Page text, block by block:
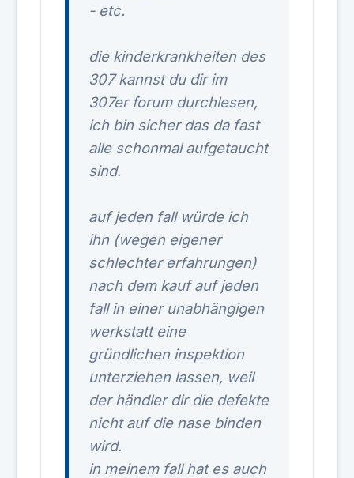
- etc.
die kinderkrankheiten des
307 kannst du dir im
307er forum durchlesen,
ich bin sicher das da fast
alle schonmal aufgetaucht
sind.
auf jeden fall würde ich
ihn (wegen eigener
schlechter erfahrungen)
nach dem kauf auf jeden
fall in einer unabhängigen
werkstatt eine
gründlichen inspektion
unterziehen lassen, weil
der händler dir die defekte
nicht auf die nase binden
wird.
in meinem fall hat es auch